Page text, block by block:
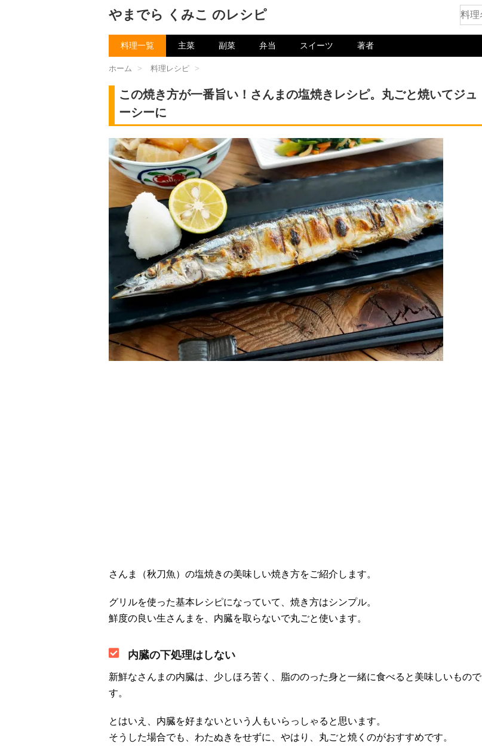
やまでら くみこ のレシピ
料理一覧 主菜 副菜 弁当 スイーツ 著者
ホーム > 料理レシピ >
この焼き方が一番旨い！さんまの塩焼きレシピ。丸ごと焼いてジュ
ーシーに
さんま（秋刀魚）の塩焼きの美味しい焼き方をご紹介します。
グリルを使った基本レシピになっていて、焼き方はシンプル。
鮮度の良い生さんまを、内臓を取らないで丸ごと使います。
内臓の下処理はしない
新鮮なさんまの内臓は、少しほろ苦く、脂ののった身と一緒に食べると美味しいもので
す。
とはいえ、内臓を好まないという人もいらっしゃると思います。
そうした場合でも、わたぬきをせずに、やはり、丸ごと焼くのがおすすめです。